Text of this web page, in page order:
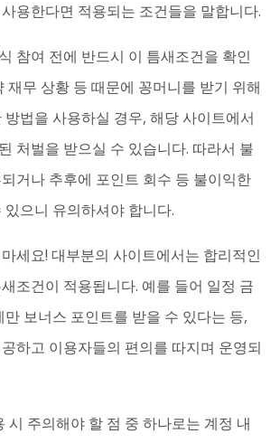
용한다면 적용되는 조건들을 말합니다.
참여 전에 반드시 이 틈새조건을 확인
재무 상황 등 때문에 꽁머니를 받기 위해
법을 사용하실 경우, 해당 사이트에서
처벌을 받으실 수 있습니다. 따라서 불
거나 추후에 포인트 회수 등 불이익한
으니 유의하셔야 합니다.
세요! 대부분의 사이트에서는 합리적인
조건이 적용됩니다. 예를 들어 일정 금
보너스 포인트를 받을 수 있다는 등,
하고 이용자들의 편의를 따지며 운영되
시 주의해야 할 점 중 하나로는 계정 내